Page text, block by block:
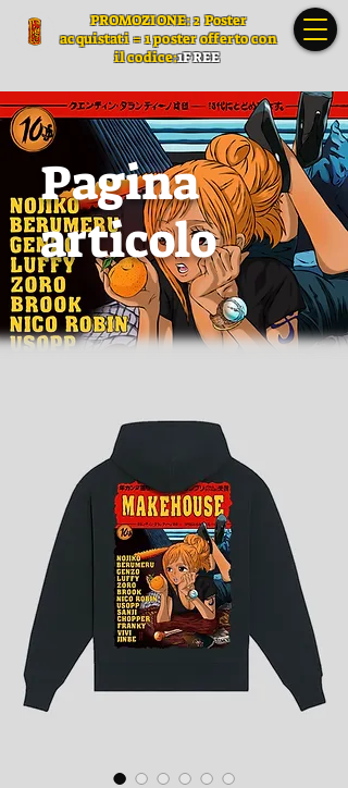
PROMOZIONE: 2 Poster
acquistati = 1 poster offerto con
il codice:1FREE
Pagina
articolo